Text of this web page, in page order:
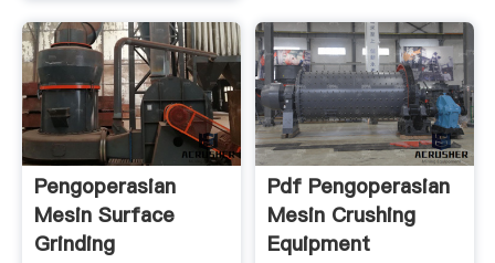
Pengoperasian
Mesin Surface
Grinding
Pdf Pengoperasian
Mesin Crushing
Equipment